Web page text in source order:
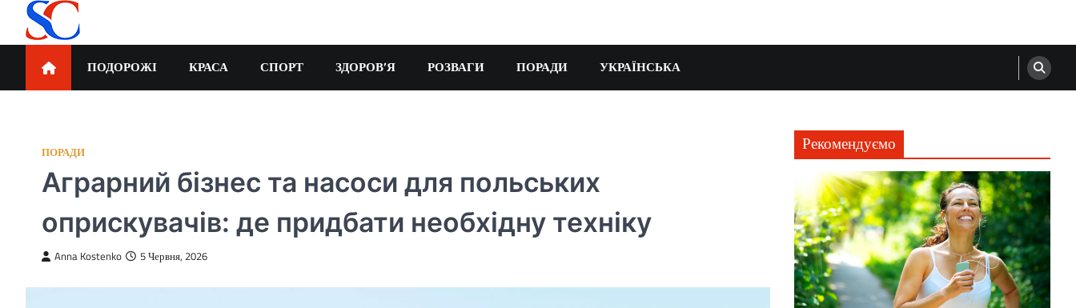
Перейти
вмісту SortCode
ПОДОРОЖІ КРАСА СПОРТ ЗДОРОВ’Я РОЗВАГИ ПОРАДИ УКРАЇНСЬКА
ПОРАДИ
Аграрний бізнес та насоси для польських
оприскувачів: де придбати необхідну техніку
Anna Kostenko 5 Червня, 2026
Рекомендуємо